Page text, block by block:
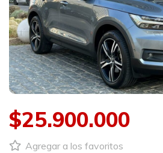
$25.900.000
Agregar a los favoritos